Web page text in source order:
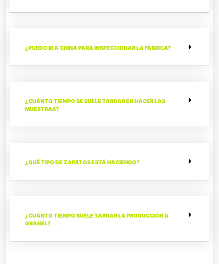
¿PUEDO IR A CHINA PARA INSPECCIONAR LA FÁBRICA?
¿CUÁNTO TIEMPO SE SUELE TARDAR EN HACER LAS
MUESTRAS?
¿QUÉ TIPO DE ZAPATOS ESTÁ HACIENDO?
¿CUÁNTO TIEMPO SUELE TARDAR LA PRODUCCIÓN A
GRANEL?